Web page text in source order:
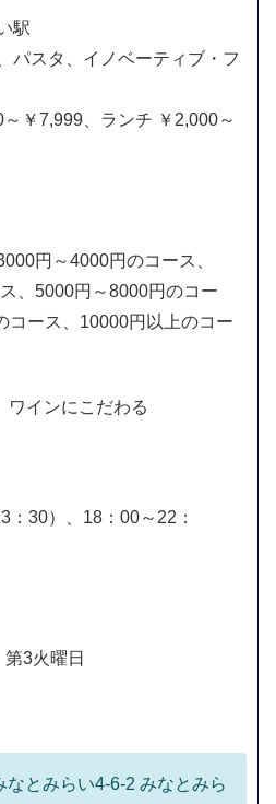
駅
パスタ、イノベーティブ・フ
￥7,999、ランチ ￥2,000～
円～4000円のコース、
、5000円～8000円のコー
コース、10000円以上のコー
ワインにこだわる
：30）、18：00～22：
3火曜日
とみらい4-6-2 みなとみら